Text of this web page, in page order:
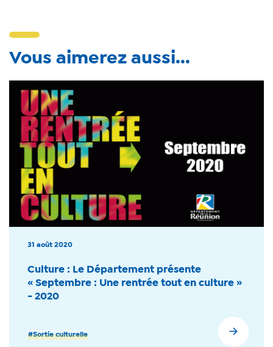
Vous aimerez aussi...
31 août 2020
Culture : Le Département présente
« Septembre : Une rentrée tout en culture »
- 2020
#Sortie culturelle